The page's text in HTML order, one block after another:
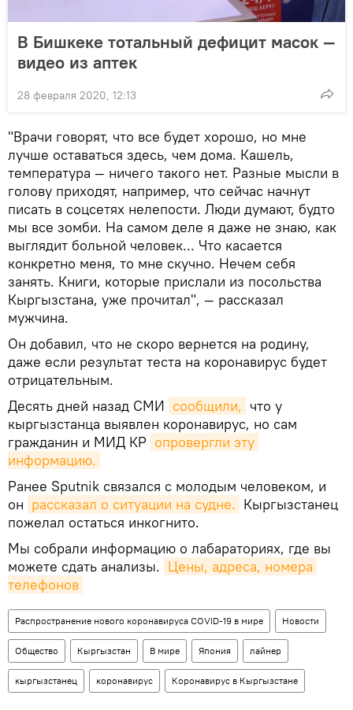
В Бишкеке тотальный дефицит масок —
видео из аптек
28 февраля 2020, 12:13
"Врачи говорят, что все будет хорошо, но мне
лучше оставаться здесь, чем дома. Кашель,
температура — ничего такого нет. Разные мысли в
голову приходят, например, что сейчас начнут
писать в соцсетях нелепости. Люди думают, будто
мы все зомби. На самом деле я даже не знаю, как
выглядит больной человек... Что касается
конкретно меня, то мне скучно. Нечем себя
занять. Книги, которые прислали из посольства
Кыргызстана, уже прочитал", — рассказал
мужчина.
Он добавил, что не скоро вернется на родину,
даже если результат теста на коронавирус будет
отрицательным.
Десять дней назад СМИ сообщили, что у
кыргызстанца выявлен коронавирус, но сам
гражданин и МИД КР опровергли эту
информацию.
Ранее Sputnik связался с молодым человеком, и
он рассказал о ситуации на судне. Кыргызстанец
пожелал остаться инкогнито.
Мы собрали информацию о лабараториях, где вы
можете сдать анализы. Цены, адреса, номера
телефонов
Распространение нового коронавируса COVID-19 в мире Новости
Общество Кыргызстан В мире Япония лайнер
кыргызстанец коронавирус Коронавирус в Кыргызстане